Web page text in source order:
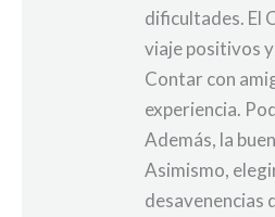
dificultades. El
viaje positivos
Contar con
experiencia.
Además, la
Asimismo,
desavenencias